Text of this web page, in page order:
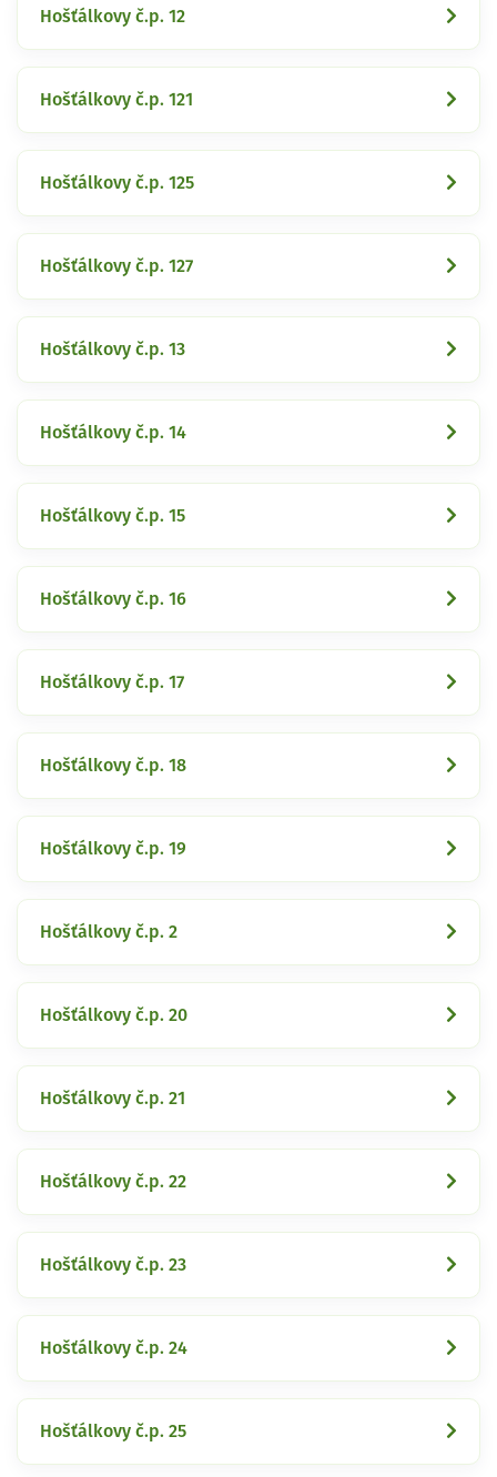
Hošťálkovy č.p. 12
Hošťálkovy č.p. 121
Hošťálkovy č.p. 125
Hošťálkovy č.p. 127
Hošťálkovy č.p. 13
Hošťálkovy č.p. 14
Hošťálkovy č.p. 15
Hošťálkovy č.p. 16
Hošťálkovy č.p. 17
Hošťálkovy č.p. 18
Hošťálkovy č.p. 19
Hošťálkovy č.p. 2
Hošťálkovy č.p. 20
Hošťálkovy č.p. 21
Hošťálkovy č.p. 22
Hošťálkovy č.p. 23
Hošťálkovy č.p. 24
Hošťálkovy č.p. 25